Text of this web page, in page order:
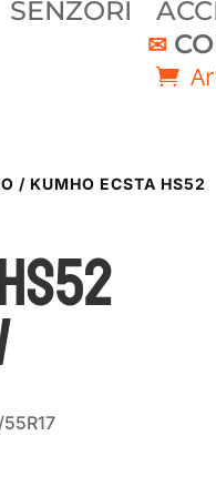
SENZORI
/ KUMHO ECSTA HS52